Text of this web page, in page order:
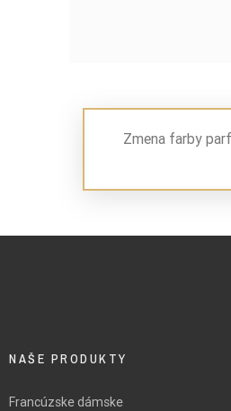
Zmena farby
NAŠE PRODUKTY
Francúzske dámske